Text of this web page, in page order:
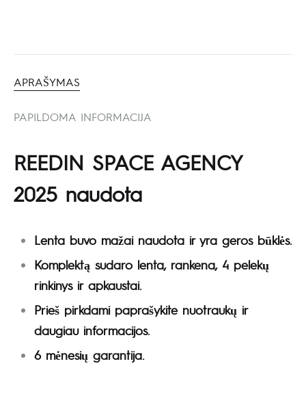
APRAŠYMAS
PAPILDOMA INFORMACIJA
REEDIN SPACE AGENCY
2025 naudota
Lenta buvo mažai naudota ir yra geros būklės.
Komplektą sudaro lenta, rankena, 4 pelekų
rinkinys ir apkaustai.
Prieš pirkdami paprašykite nuotraukų ir
daugiau informacijos.
6 mėnesių garantija.